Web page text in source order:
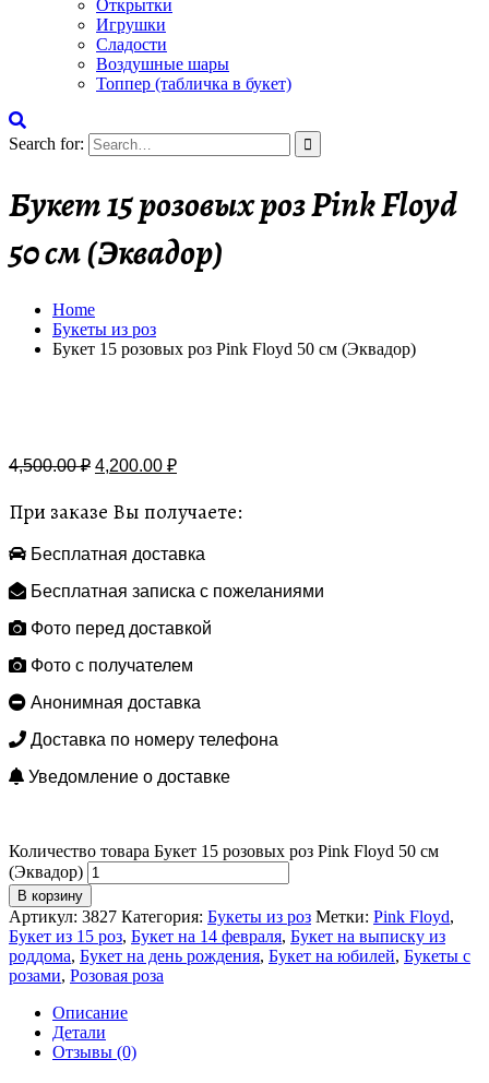
Открытки
Игрушки
Сладости
Воздушные шары
Топпер (табличка в букет)
Search for:
Букет 15 розовых роз Pink Floyd
50 см (Эквадор)
Home
Букеты из роз
Букет 15 розовых роз Pink Floyd 50 см (Эквадор)
4,500.00₽ 4,200.00 ₽
При заказе Вы получаете:
Бесплатная доставка
Бесплатная записка с пожеланиями
Фото перед доставкой
Фото с получателем
Анонимная доставка
Доставка по номеру телефона
Уведомление о доставке
Количество товара Букет 15 розовых роз Pink Floyd 50 см
(Эквадор)
В корзину
Артикул: 3827 Категория: Букеты из роз Метки: Pink Floyd,
Букет из 15 роз, Букет на 14 февраля, Букет на выписку из
роддома, Букет на день рождения, Букет на юбилей, Букеты с
розами, Розовая роза
Описание
Детали
Отзывы (0)